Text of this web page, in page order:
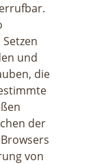
und
die
der
von